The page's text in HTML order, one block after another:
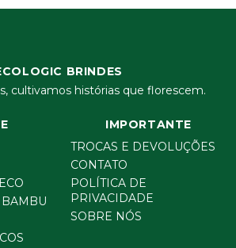
BRINDES
cultivamos histórias que florescem.
BAMBU
IMPORTANTE
TROCAS E DEVOLUÇÕES
CONTATO
POLÍTICA DE
PRIVACIDADE
SOBRE NÓS